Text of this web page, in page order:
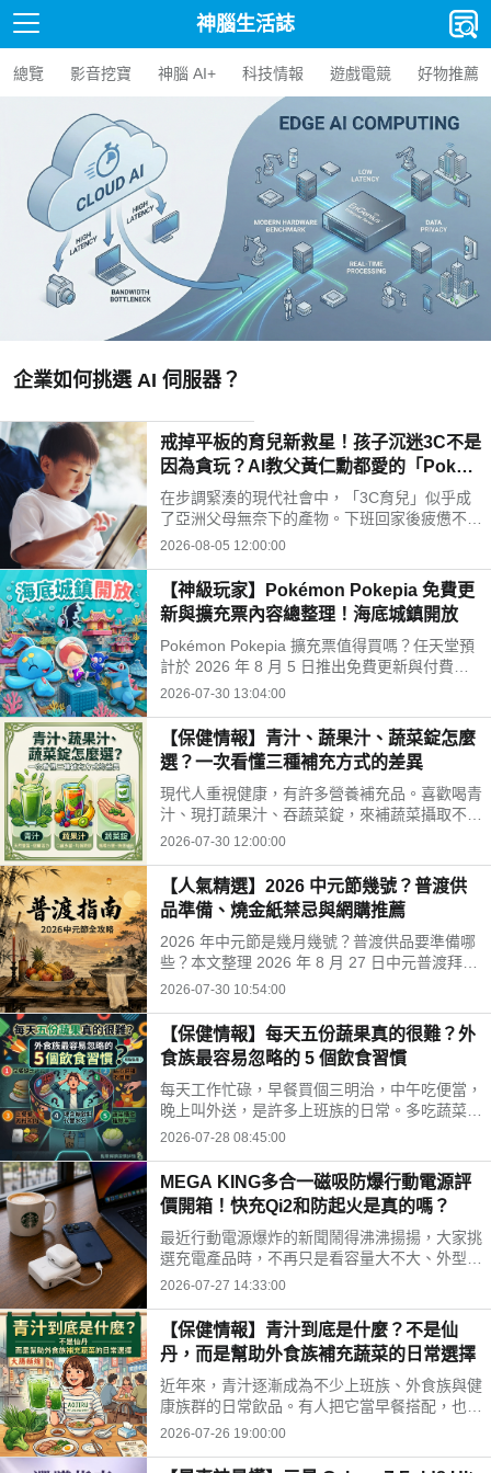
神腦生活誌
總覽 影音挖寶 神腦 AI+ 科技情報 遊戲電競 好物推薦
【人氣精選】Edge AI BOX 是什麼？企
AI BOX 選購指南與應用案例
戒掉平板的育兒新救星！孩子沉迷3C不是
因為貪玩？AI教父黃仁勳都愛的「Poketo
mo口袋狐獴陪伴機器人」用高EQ對話解
開孩子的孤單
在步調緊湊的現代社會中，「3C育兒」似乎成
了亞洲父母無奈下的產物。下班回家後疲憊不
堪，面對排山倒海的家務與工作訊息，為了換取
給孩子。
2026-08-05 12:00:00
【神級玩家】Pokémon Pokepia 免費更
新與擴充票內容總整理！海底城鎮開放
Pokémon Pokepia 擴充票值得買嗎？任天堂預
計於 2026 年 8 月 5 日推出免費更新與付費擴
充票第 1 彈「冒險泡泡海底的城鎮」。本文整
造與農作玩法，以及擴充票售價 TWD 840 的購
買獎勵細節！
2026-07-30 13:04:00
【保健情報】青汁、蔬果汁、蔬菜錠怎麼
選？一次看懂三種補充方式的差異
現代人重視健康，有許多營養補充品。喜歡喝青
汁、現打蔬果汁、吞蔬菜錠，來補蔬菜攝取不
足。這三種方式哪不同？哪種適合自己？來了解
2026-07-30 12:00:00
【人氣精選】2026 中元節幾號？普渡供
品準備、燒金紙禁忌與網購推薦
2026 年中元節是幾月幾號？普渡供品要準備哪
些？本文整理 2026 年 8 月 27 日中元普渡拜拜
時間、水果三牲禁忌、燒金紙順序與種類，並推
不踩雷。
2026-07-30 10:54:00
【保健情報】每天五份蔬果真的很難？外
食族最容易忽略的 5 個飲食習慣
每天工作忙碌，早餐買個三明治，中午吃便當，
晚上叫外送，是許多上班族的日常。多吃蔬菜、
水果，但落實到生活中卻不容易。你是不是也中
2026-07-28 08:45:00
MEGA KING多合一磁吸防爆行動電源評
價開箱！快充Qi2和防起火是真的嗎？
最近行動電源爆炸的新聞鬧得沸沸揚揚，大家挑
選充電產品時，不再只是看容量大不大、外型美
不美，更多是在問「這顆會不會爆？」剛好最近
00 固態磁吸防爆行動電源，直接開箱實測，帶
大家看這款號稱防爆的固態磁吸行動電源到底值
不值得入手。
2026-07-27 14:33:00
【保健情報】青汁到底是什麼？不是仙
丹，而是幫助外食族補充蔬菜的日常選擇
近年來，青汁逐漸成為不少上班族、外食族與健
康族群的日常飲品。有人把它當早餐搭配，也有
人下午沖一杯補充營養，但也因為網路資訊眾
2026-07-26 19:00:00